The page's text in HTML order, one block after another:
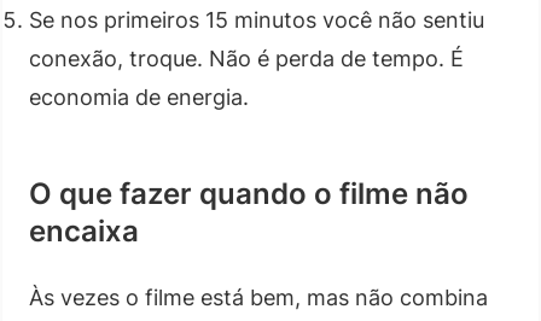
Se nos primeiros 15 minutos você não sentiu
conexão, troque. Não é perda de tempo. É
economia de energia.
O que fazer quando o filme não
encaixa
Às vezes o filme está bem, mas não combina